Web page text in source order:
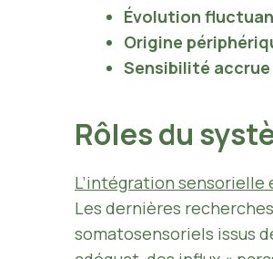
Évolution
Origine
Sensibilité
Rôles du
L’intégration
Les dernières
somatosensoriels issus